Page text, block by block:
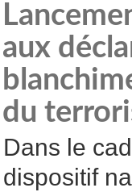
aux
du
Dans le
dispositif